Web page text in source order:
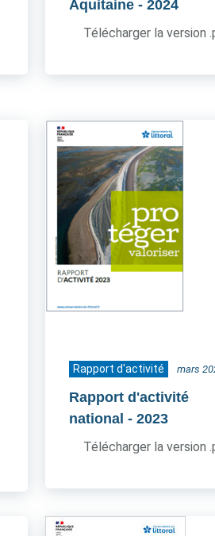
Aquitaine - 2024
Télécharger la version
Rapport d'activité mars
Rapport d'activité
national - 2023
Télécharger la version